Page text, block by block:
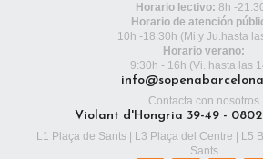
Horario lectivo: 8h -
Horario de atención
10h -18:30h (Mi.y Ju.hasta
Horario verano:
9:30h - 16h (Vi. hasta las
Contacta con nosotros
Violant d'Hongria 39-49 -
L1 Plaça de Sants | L3 Plaça del Centre | L5
Sants